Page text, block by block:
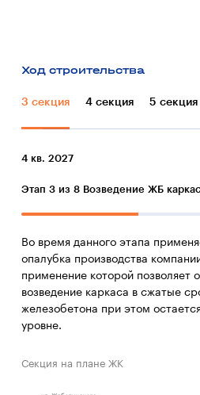
Ход строительства
3 секция 4 секция 5 секция
4 кв. 2027
Этап 3 из 8 Возведение ЖБ
Во время данного этапа
опалубка производства
применение которой позволяет
возведение каркаса в сжатые
железобетона при этом
уровне.
Секция на плане ЖК